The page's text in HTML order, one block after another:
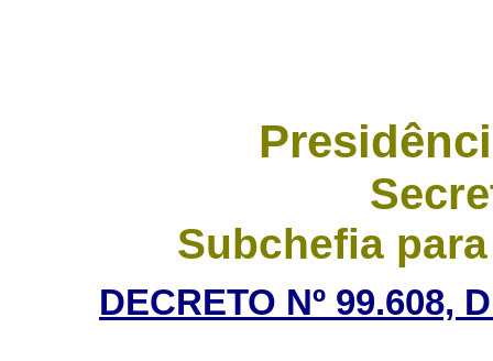
Subchefia
DECRETO Nº 99.608,